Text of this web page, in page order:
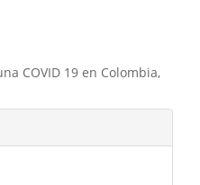
COVID 19 en Colombia,